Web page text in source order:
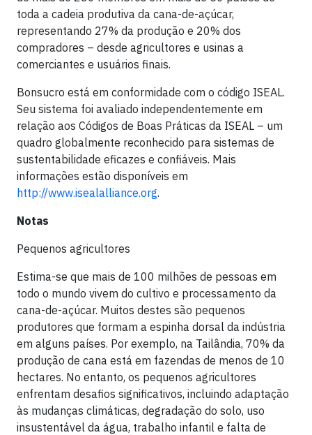
toda a cadeia produtiva da cana-de-açúcar,
representando 27% da produção e 20% dos
compradores – desde agricultores e usinas a
comerciantes e usuários finais.
Bonsucro está em conformidade com o código ISEAL.
Seu sistema foi avaliado independentemente em
relação aos Códigos de Boas Práticas da ISEAL – um
quadro globalmente reconhecido para sistemas de
sustentabilidade eficazes e confiáveis. Mais
informações estão disponíveis em
http://www.isealalliance.org.
Notas
Pequenos agricultores
Estima-se que mais de 100 milhões de pessoas em
todo o mundo vivem do cultivo e processamento da
cana-de-açúcar. Muitos destes são pequenos
produtores que formam a espinha dorsal da indústria
em alguns países. Por exemplo, na Tailândia, 70% da
produção de cana está em fazendas de menos de 10
hectares. No entanto, os pequenos agricultores
enfrentam desafios significativos, incluindo adaptação
às mudanças climáticas, degradação do solo, uso
insustentável da água, trabalho infantil e falta de